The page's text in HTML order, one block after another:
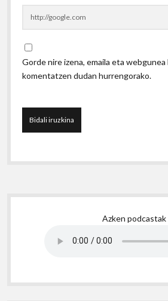
Gorde nire izena, emaila eta
komentatzen dudan hurrengorako.
Sidebar
Azken podcastak